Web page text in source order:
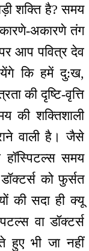
शक्ति है? समय
अकारणे तंग
पर आप पवित्र देव
कि हमें दु:ख,
की दृष्टि-वृत्ति
की शक्तिशाली
वाली है। जैसे
हॉस्पिटल्स समय
को फुर्सत
की सदा ही क्यू
वा डॉक्टर्स
हुए भी जा नहीं